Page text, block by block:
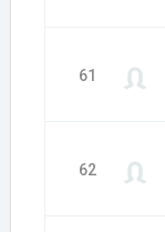
61
62